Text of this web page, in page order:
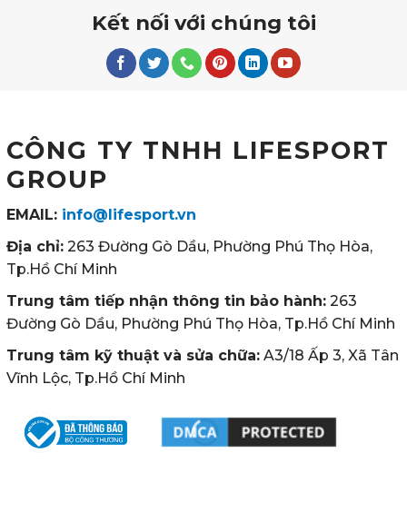
Kết nối với chúng tôi
CÔNG TY TNHH LIFESPORT
GROUP
EMAIL: info@lifesport.vn
Địa chỉ: 263 Đường Gò Dầu, Phường Phú Thọ Hòa,
Tp.Hồ Chí Minh
Trung tâm tiếp nhận thông tin bảo hành: 263
Đường Gò Dầu, Phường Phú Thọ Hòa, Tp.Hồ Chí Minh
Trung tâm kỹ thuật và sửa chữa: A3/18 Ấp 3, Xã Tân
Vĩnh Lộc, Tp.Hồ Chí Minh